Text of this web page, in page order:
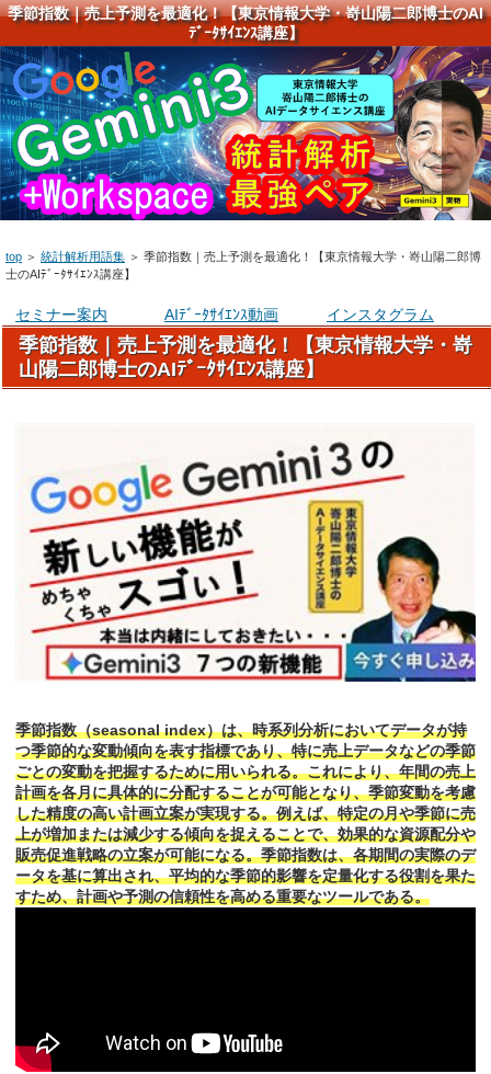
季節指数｜売上予測を最適化！【東京情報大学・嵜山陽二郎博士のAI
ﾃﾞｰﾀｻｲｴﾝｽ講座】
top ＞ 統計解析用語集 ＞ 季節指数｜売上予測を最適化！【東京情報大学・嵜山陽二郎博
士のAIﾃﾞｰﾀｻｲｴﾝｽ講座】
セミナー案内 AIﾃﾞｰﾀｻｲｴﾝｽ動画 インスタグラム
季節指数｜売上予測を最適化！【東京情報大学・嵜
山陽二郎博士のAIﾃﾞｰﾀｻｲｴﾝｽ講座】
季節指数（seasonal index）は、時系列分析においてデータが持
つ季節的な変動傾向を表す指標であり、特に売上データなどの季節
ごとの変動を把握するために用いられる。これにより、年間の売上
計画を各月に具体的に分配することが可能となり、季節変動を考慮
した精度の高い計画立案が実現する。例えば、特定の月や季節に売
上が増加または減少する傾向を捉えることで、効果的な資源配分や
販売促進戦略の立案が可能になる。季節指数は、各期間の実際のデ
ータを基に算出され、平均的な季節的影響を定量化する役割を果た
すため、計画や予測の信頼性を高める重要なツールである。